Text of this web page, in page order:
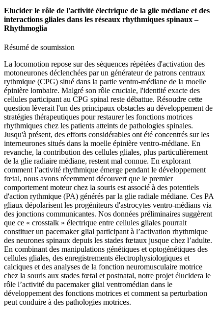
Elucider le rôle de l'activité électrique de la glie médiane et des
interactions gliales dans les réseaux rhythmiques spinaux –
Rhythmoglia
Résumé de soumission
La locomotion repose sur des séquences répétées d'activation des
motoneurones déclenchées par un générateur de patrons centraux
rythmique (CPG) situé dans la partie ventro-médiane de la moelle
épinière lombaire. Malgré son rôle cruciale, l'identité exacte des
cellules participant au CPG spinal reste débattue. Résoudre cette
question lèverait l'un des principaux obstacles au développement de
stratégies thérapeutiques pour restaurer les fonctions motrices
rhythmiques chez les patients atteints de pathologies spinales.
Jusqu'à présent, des efforts considérables ont été concentrés sur les
interneurones situés dans la moelle épinière ventro-médiane. En
revanche, la contribution des cellules gliales, plus particulièrement
de la glie radiaire médiane, restent mal connue. En explorant
comment l’activité rhythmique émerge pendant le développement
fœtal, nous avons récemment découvert que le premier
comportement moteur chez la souris est associé à des potentiels
d'action rythmique (PA) générés par la glie radiale médiane. Ces PA
gliaux dépolarisent les progéniteurs d'astrocytes ventro-médians via
des jonctions communicantes. Nos données préliminaires suggèrent
que ce « crosstalk » électrique entre cellules gliales pourrait
constituer un pacemaker glial participant à l’activation rhythmique
des neurones spinaux depuis les stades fœtaux jusque chez l’adulte.
En combinant des manipulations génétiques et optogénétiques des
cellules gliales, des enregistrements électrophysiologiques et
calciques et des analyses de la fonction neuromusculaire motrice
chez la souris aux stades fœtal et postnatal, notre projet élucidera le
rôle l’activité du pacemaker glial ventromédian dans le
développement des fonctions motrices et comment sa perturbation
peut conduire à des pathologies motrices.